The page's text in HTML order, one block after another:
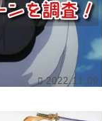
2022.11.09